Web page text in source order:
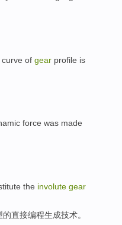
curve of gear profile is
force was made
the involute gear
直接编程生成技术。